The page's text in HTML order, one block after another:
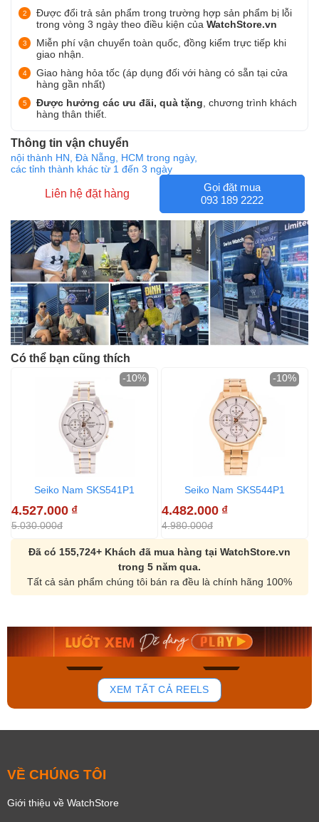
Được đổi trả sản phẩm trong trường hợp sản phẩm bị lỗi
trong vòng 3 ngày theo điều kiện của WatchStore.vn
Miễn phí vận chuyển toàn quốc, đồng kiểm trực tiếp khi
giao nhận.
Giao hàng hỏa tốc (áp dụng đối với hàng có sẵn tại cửa
hàng gần nhất)
Được hưởng các ưu đãi, quà tặng , chương trình khách
hàng thân thiết.
Thông tin vận chuyển
nội thành HN, Đà Nẵng, HCM trong ngày,
các tỉnh thành khác từ 1 đến 3 ngày
Liên hệ đặt hàng
Gọi đặt mua
093 189 2222
Có thể bạn cũng thích
Seiko Nam SKS541P1
4.527.000 ₫
5.030.000đ
-10%
Seiko Nam SKS544P1
4.482.000 ₫
4.980.000đ
-10%
Đã có 155,724+ Khách đã mua hàng tại WatchStore.vn
trong 5 năm qua.
Tất cả sản phẩm chúng tôi bán ra đều là chính hãng 100%
179
Orient Nam RA-
Mua ngay
Casio Nam MTS-
Mua ngay
XEM TẤT CẢ REELS
VỀ CHÚNG TÔI
Giới thiệu về WatchStore